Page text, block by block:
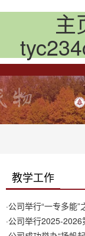
主
教学工作
·公司举行“一专多能
·公司举行2025-